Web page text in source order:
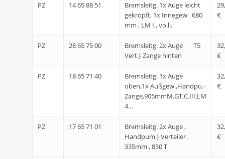
PZ 14 65 88 51
Bremsleitg. 1x Auge leicht
gekröpft, 1x Innegew 680
mm , LM I , vo.li.
€
PZ 28 65 75 00
Bremsleitg. 2x Auge T5
Vert.} Zange hinten
€
PZ 18 65 71 40
Bremsleitg. 1x Auge
oben,1x Außgew.,Handpu.-
Zange,905mmM.GT,C.III,LM
4…
€
PZ 17 65 71 01
Bremsleitg. 2x Auge ,
Handpum } Verteiler ,
335mm , 850 T
€